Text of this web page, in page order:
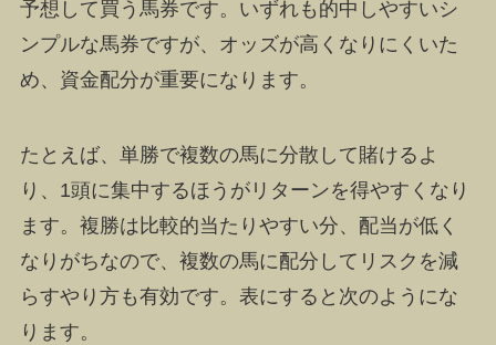
予想して買う馬券です。いずれも的中しやすいシ
ンプルな馬券ですが、オッズが高くなりにくいた
め、資金配分が重要になります。
たとえば、単勝で複数の馬に分散して賭けるよ
り、1頭に集中するほうがリターンを得やすくなり
ます。複勝は比較的当たりやすい分、配当が低く
なりがちなので、複数の馬に配分してリスクを減
らすやり方も有効です。表にすると次のようにな
ります。